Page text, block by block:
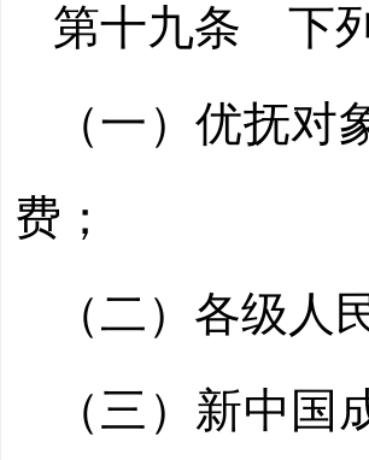
第十九条 下
（一）优抚
费；
（二）各级
（三）新中